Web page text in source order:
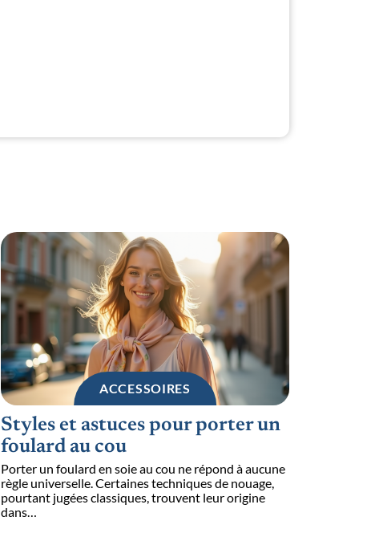
ACCESSOIRES
Styles et astuces pour porter un
foulard au cou
Porter un foulard en soie au cou ne répond à aucune
règle universelle. Certaines techniques de nouage,
pourtant jugées classiques, trouvent leur origine
dans…